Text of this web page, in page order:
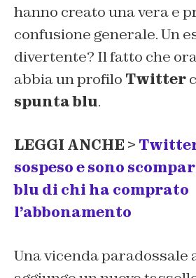
hanno creato una vera e
confusione generale. Un
divertente? Il fatto che
abbia un profilo Twitter
spunta blu.
LEGGI ANCHE >
sospeso e sono
blu di chi ha comprato
l’abbonamento
Una vicenda paradossale